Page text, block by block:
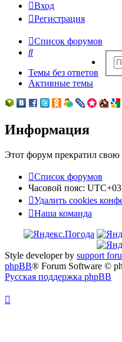
Вход
Регистрация
Список форумов
Поиск
Темы без ответов
Активные темы
Информация
Этот форум прекратил свою
Список форумов
Часовой пояс:
Удалить cookies
Наша команда
Style developer by support
phpBB® Forum Software ©
Русская поддержка phpBB